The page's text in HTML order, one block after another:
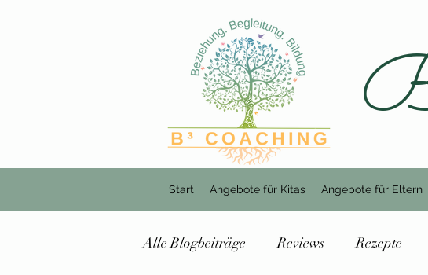
Start Angebote für Kitas Angebote für Eltern
Alle Blogbeiträge Reviews Rezepte